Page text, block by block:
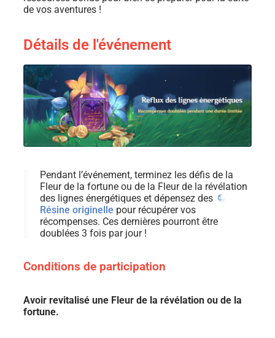
de vos aventures !
Détails de l'événement
Pendant l’événement, terminez les défis de la
Fleur de la fortune ou de la Fleur de la révélation
des lignes énergétiques et dépensez des
Résine originelle pour récupérer vos
récompenses. Ces dernières pourront être
doublées 3 fois par jour !
Conditions de participation
Avoir revitalisé une Fleur de la révélation ou de la
fortune.